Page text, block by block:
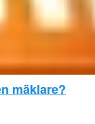
mäklare?